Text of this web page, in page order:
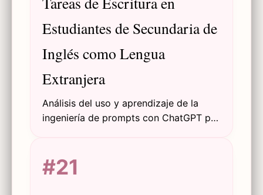
Estudiantes de Secundaria de
Inglés como Lengua
Extranjera
Análisis del uso y aprendizaje de la
ingeniería de prompts con ChatGPT por
completar tareas de escritura,
explorando patrones, desafíos e
#21